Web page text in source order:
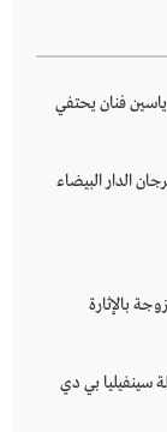
ياسين فنان يحتفي
الدار البيضاء
بالإثارة
27 من مجلة سينفيليا بي دي